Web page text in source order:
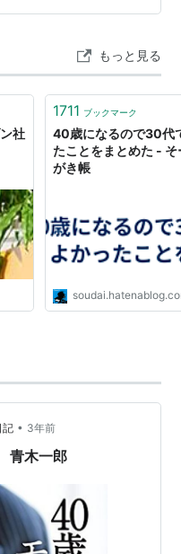
ングのメリットデメ
もっと見る
社
1711 ブックマーク
40歳になるので30代
たことをまとめた -
がき帳
記 • 3年前
青木一郎